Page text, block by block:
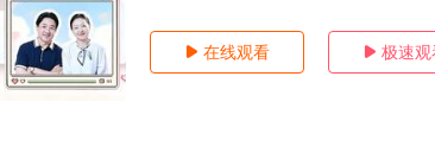
 在线观看  极速观